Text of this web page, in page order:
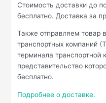
Стоимость доставки до
бесплатно. Доставка за
Также отправляем
транспортных компаний
терминала транспортной
представительство
бесплатно.
Подробнее о доставке.